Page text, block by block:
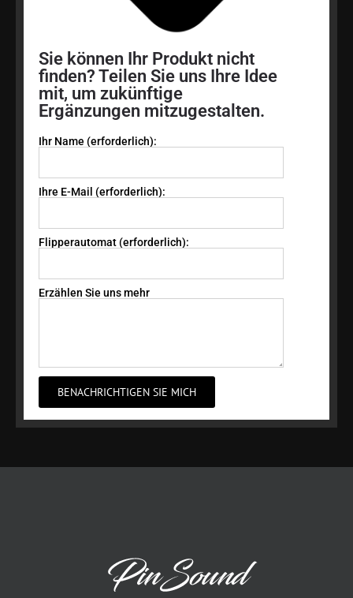
Sie können Ihr Produkt nicht
finden? Teilen Sie uns Ihre Idee
mit, um zukünftige
Ergänzungen mitzugestalten.
Ihr Name (erforderlich):
Ihre E-Mail (erforderlich):
Flipperautomat (erforderlich):
Erzählen Sie uns mehr
BENACHRICHTIGEN SIE MICH